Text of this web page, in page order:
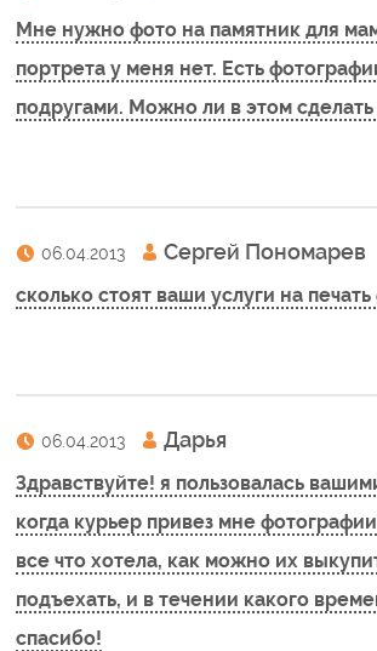
Мне нужно фото на памятник для
портрета у меня нет. Есть
подругами. Можно ли в этом сделать
06.04.2013 Сергей Пономарев
сколько стоят ваши услуги на
06.04.2013 Дарья
Здравствуйте! я пользовалась
когда курьер привез мне
все что хотела, как можно их
подъехать, и в течении какого
спасибо!